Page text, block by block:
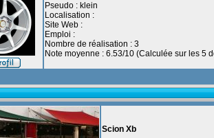
Pseudo : klein
Localisation :
Site Web :
Emploi :
Nombre de réalisation : 3
Note moyenne : 6.53/10 (Calculée sur les 5
Scion Xb